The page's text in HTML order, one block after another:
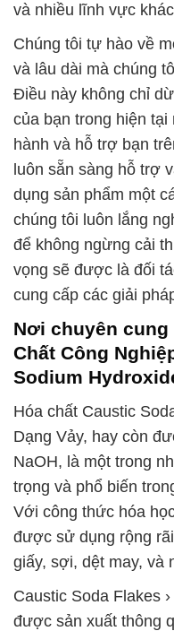
và nhiều lĩnh vực
Chúng tôi tự hào về
và lâu dài mà chúng
Điều này không chỉ
của bạn trong hiện tại
hành và hỗ trợ bạn
luôn sẵn sàng hỗ trợ
dụng sản phẩm một
chúng tôi luôn lắng
để không ngừng cải
vọng sẽ được là đối
cung cấp các giải
Nơi chuyên
Chất Công
Sodium
Hóa chất Caustic
Dạng Vảy, hay còn
NaOH, là một trong
trọng và phổ biến
Với công thức hóa
được sử dụng rộng
giấy, sợi, dệt may, và
Caustic Soda Flakes
được sản xuất thông